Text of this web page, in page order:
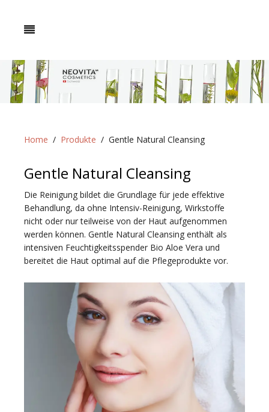
Home Produkte Gentle Natural Cleansing
Gentle Natural Cleansing
Die Reinigung bildet die Grundlage für jede effektive
Behandlung, da ohne Intensiv-Reinigung, Wirkstoffe
nicht oder nur teilweise von der Haut aufgenommen
werden können. Gentle Natural Cleansing enthält als
intensiven Feuchtigkeitsspender Bio Aloe Vera und
bereitet die Haut optimal auf die Pflegeprodukte vor.